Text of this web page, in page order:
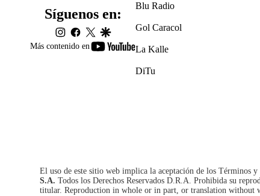
Más contenido en
youtube-
Síguenos en:
instagram
facebook
twittergoogle
Blu Radio
Gol Caracol
La Kalle
DiTu
El uso de este sitio web implica la aceptación de los Términos y
S.A. Todos los Derechos Reservados D.R.A. Prohibida su
titular. Reproduction in whole or in part, or translation without